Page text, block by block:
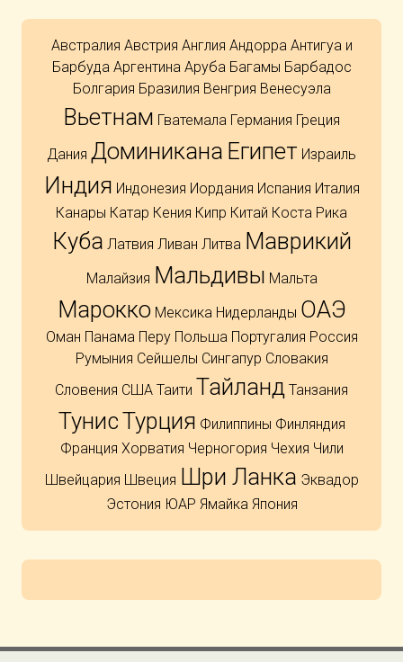
Австралия Австрия Англия Андорра Антигуа и
Барбуда Аргентина Аруба Багамы Барбадос
Болгария Бразилия Венгрия Венесуэла
Вьетнам Гватемала Германия Греция
Дания Доминикана Египет Израиль
Индия Индонезия Иордания Испания Италия
Канары Катар Кения Кипр Китай Коста Рика
Куба Латвия Ливан Литва Маврикий
Малайзия Мальдивы Мальта
Марокко Мексика Нидерланды ОАЭ
Оман Панама Перу Польша Португалия Россия
Румыния Сейшелы Сингапур Словакия
Словения США Таити Тайланд Танзания
ТунисТурция Филиппины Финляндия
Франция Хорватия Черногория Чехия Чили
Швейцария Швеция Шри Ланка Эквадор
Эстония ЮАР Ямайка Япония